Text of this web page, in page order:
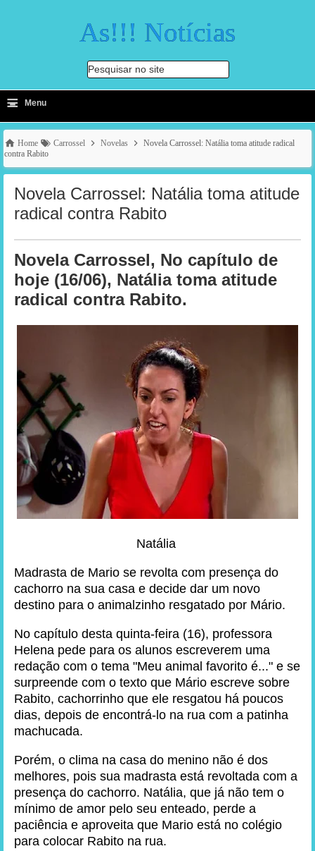
As!!! Notícias
Pesquisar no site
-
≡ Menu
Home Carrossel Novelas
Novela Carrossel: Natália toma atitude radical
contra Rabito
Novela Carrossel: Natália toma atitude
radical contra Rabito
Novela Carrossel, No capítulo de
hoje (16/06), Natália toma atitude
radical contra Rabito.
Natália
Madrasta de Mario se revolta com presença do
cachorro na sua casa e decide dar um novo
destino para o animalzinho resgatado por Mário.
No capítulo desta quinta-feira (16), professora
Helena pede para os alunos escreverem uma
redação com o tema "Meu animal favorito é..." e se
surpreende com o texto que Mário escreve sobre
Rabito, cachorrinho que ele resgatou há poucos
dias, depois de encontrá-lo na rua com a patinha
machucada.
Porém, o clima na casa do menino não é dos
melhores, pois sua madrasta está revoltada com a
presença do cachorro. Natália, que já não tem o
mínimo de amor pelo seu enteado, perde a
paciência e aproveita que Mario está no colégio
para colocar Rabito na rua.